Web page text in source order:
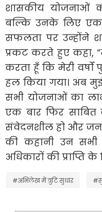
शासकीय योजनाओं
बल्कि उनके लिए
सफलता पर उन्होंने
प्रकट करते हुए कहा,
करता हूँ कि मेरी वर्षों
हल किया गया। अब
सभी योजनाओं का
एक बार फिर साबित
संवेदनशील हो और
की कहानी उन
अधिकारों की प्राप्ति के
#अभिलेख में त्रुटि सुधार